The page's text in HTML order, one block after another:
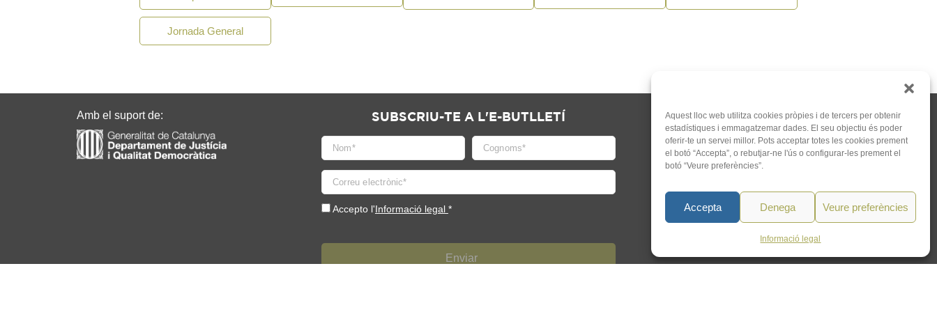
Aquest lloc web utilitza cookies pròpies i de tercers per obtenir
estadístiques i emmagatzemar dades. El seu objectiu és poder
oferir-te un servei millor. Pots acceptar totes les cookies prement
el botó “Accepta”, o rebutjar-ne l'ús o configurar-les prement el
botó “Veure preferències”.
Accepta Denega Veure preferències
Informació legal
Missatge de l'MMTC Dia Internacional del Treball Digne - 7 d'octubre (2021)
Comunicat del Moviment de Treballadors Cristians d'Europa (MTCE) amb motiu del Dia d'Europa
Manifiesto MMTC Primero de Mayo 2020: "Una mesa y una Casa común, en justicia y solidaridad"
Jornada General
Amb el suport de: SUBSCRIU-TE A L'E-BUTLLETÍ
Accepto l'Informació legal *
Barcelona
93 505 86 86
hola@acocat.org